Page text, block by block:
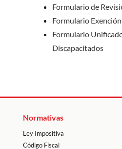
Formulario de
Formulario
Formulario
Discapacitados
Normativas
Ley Impositiva
Código Fiscal